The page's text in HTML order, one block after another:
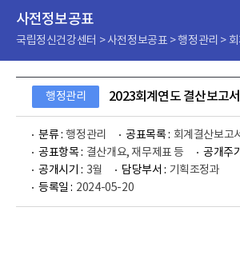
사전정보공표
국립정신건강센터 > 사전정보공표 > 행정관리 >
행정관리 2023회계연도 결산보고서
분류 : 행정관리 공표목록 : 회계결산보고
공표항목 : 결산개요, 재무제표 등 공개주
공개시기 : 3월 담당부서 : 기획조정과
등록일 : 2024-05-20